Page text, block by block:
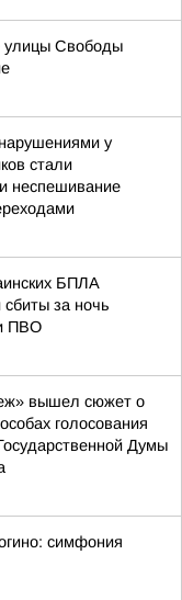
улицы Свободы
у
стали
и неспешивание
БПЛА
за ночь
ПВО
вышел сюжет о
голосования
Думы
симфония